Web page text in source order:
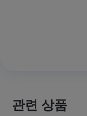
관련 상품